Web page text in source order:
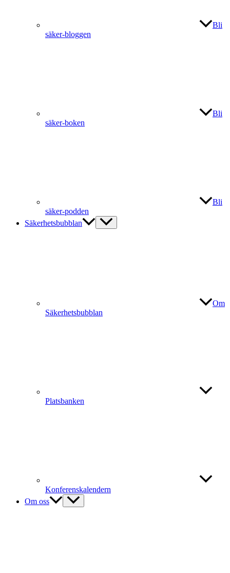
Bli
säker-bloggen
Bli
säker-boken
Bli
säker-podden
Säkerhetsbubblan
Om
Säkerhetsbubblan
Platsbanken
Konferenskalendern
Om oss